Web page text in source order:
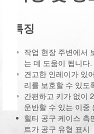
특징
작업 현장 주변에서
는 데 도움이 됩니다.
견고한 인레이가 있
리를 보호할 수 있도
간편하고 키가 없이
운반할 수 있는 이중
힐티 공구 케이스 측
트가 공구 유형 표시